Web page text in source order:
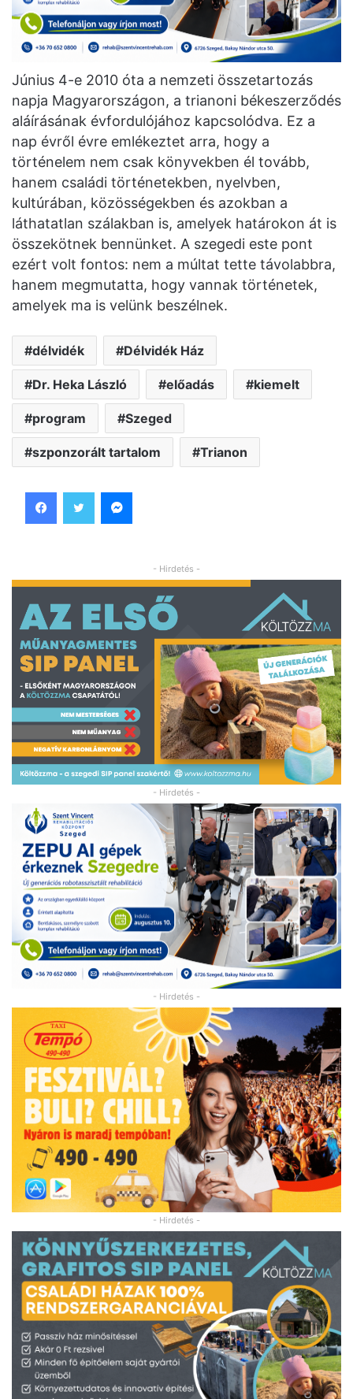
Június 4-e 2010 óta a nemzeti összetartozás
napja Magyarországon, a trianoni békeszerződés
aláírásának évfordulójához kapcsolódva. Ez a
nap évről évre emlékeztet arra, hogy a
történelem nem csak könyvekben él tovább,
hanem családi történetekben, nyelvben,
kultúrában, közösségekben és azokban a
láthatatlan szálakban is, amelyek határokon át is
összekötnek bennünket. A szegedi este pont
ezért volt fontos: nem a múltat tette távolabbra,
hanem megmutatta, hogy vannak történetek,
amelyek ma is velünk beszélnek.
délvidék Délvidék Ház
Dr. Heka László előadás kiemelt
program Szeged
szponzorált tartalom Trianon
- Hirdetés -
- Hirdetés -
- Hirdetés -
- Hirdetés -